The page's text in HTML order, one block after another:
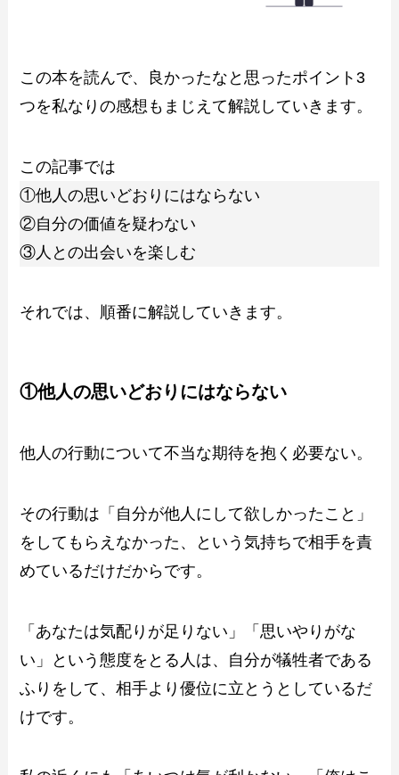
この本を読んで、良かったなと思ったポイント3
つを私なりの感想もまじえて解説していきます。
この記事では
①他人の思いどおりにはならない
②自分の価値を疑わない
③人との出会いを楽しむ
それでは、順番に解説していきます。
①他人の思いどおりにはならない
他人の行動について不当な期待を抱く必要ない。
その行動は「自分が他人にして欲しかったこと」
をしてもらえなかった、という気持ちで相手を責
めているだけだからです。
「あなたは気配りが足りない」「思いやりがな
い」という態度をとる人は、自分が犠牲者である
ふりをして、相手より優位に立とうとしているだ
けです。